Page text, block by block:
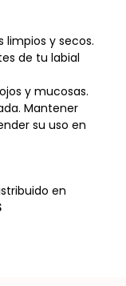
limpios y secos.
de tu labial
y mucosas.
Mantener
su uso en
en